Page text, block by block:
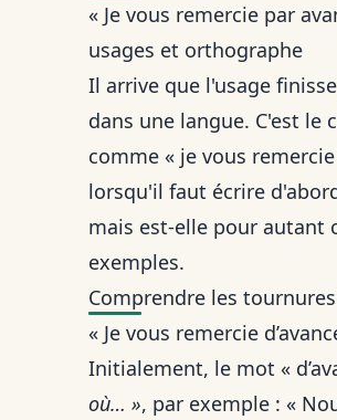
« Je vous remercie par
usages et orthographe
Il arrive que l'usage
dans une langue. C'est le
comme « je vous
lorsqu'il faut écrire
mais est-elle pour autant
exemples.
Comprendre les
« Je vous remercie
Initialement, le mot «
où… », par exemple : «